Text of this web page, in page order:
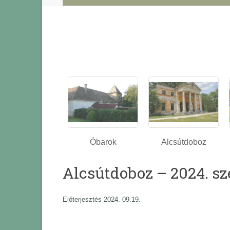
Óbarok Alcsútdoboz
Alcsútdoboz – 2024.
Előterjesztés 2024. 09.19.